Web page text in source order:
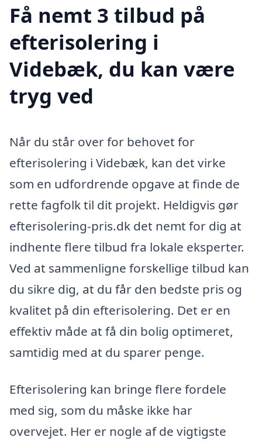
Få nemt 3 tilbud på
efterisolering i
Videbæk, du kan være
tryg ved
Når du står over for behovet for
efterisolering i Videbæk, kan det virke
som en udfordrende opgave at finde de
rette fagfolk til dit projekt. Heldigvis gør
efterisolering-pris.dk det nemt for dig at
indhente flere tilbud fra lokale eksperter.
Ved at sammenligne forskellige tilbud kan
du sikre dig, at du får den bedste pris og
kvalitet på din efterisolering. Det er en
effektiv måde at få din bolig optimeret,
samtidig med at du sparer penge.
Efterisolering kan bringe flere fordele
med sig, som du måske ikke har
overvejet. Her er nogle af de vigtigste